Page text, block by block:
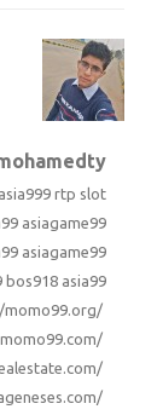
asia999 rtp slot
asiagame99
asiagame99
bos918 asia99